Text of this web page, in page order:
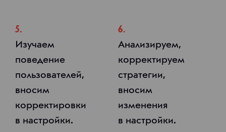
5.
Изучаем
поведение
пользователей,
вносим
корректировки
в настройки.
6.
Анализируем,
корректируем
стратегии,
вносим
изменения
в настройки.